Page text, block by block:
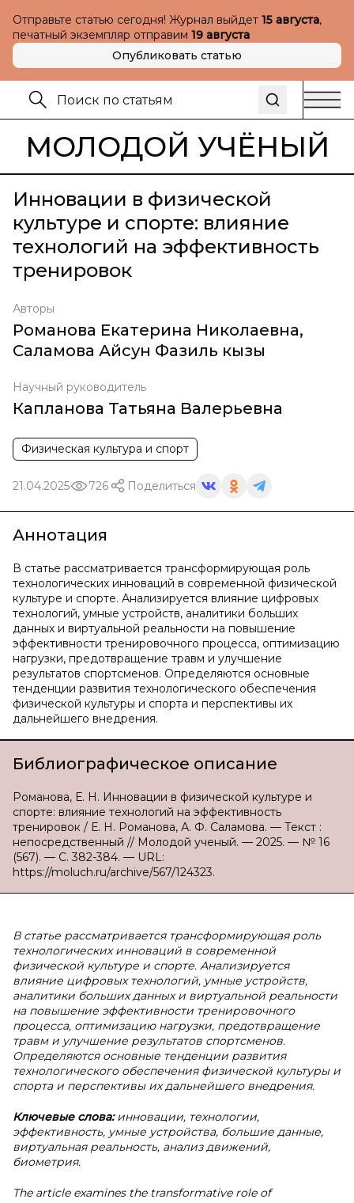
Отправьте статью сегодня! Журнал выйдет 15 августа,
печатный экземпляр отправим 19 августа
Опубликовать статью
МОЛОДОЙ УЧЁНЫЙ
Инновации в физической
культуре и спорте: влияние
технологий на эффективность
тренировок
Авторы
Романова Екатерина Николаевна,
Саламова Айсун Фазиль кызы
Научный руководитель
Капланова Татьяна Валерьевна
Физическая культура и спорт
21.04.2025 726 Поделиться
Аннотация
В статье рассматривается трансформирующая роль
технологических инноваций в современной физической
культуре и спорте. Анализируется влияние цифровых
технологий, умные устройств, аналитики больших
данных и виртуальной реальности на повышение
эффективности тренировочного процесса, оптимизацию
нагрузки, предотвращение травм и улучшение
результатов спортсменов. Определяются основные
тенденции развития технологического обеспечения
физической культуры и спорта и перспективы их
дальнейшего внедрения.
Библиографическое описание
Романова, Е. Н. Инновации в физической культуре и
спорте: влияние технологий на эффективность
тренировок / Е. Н. Романова, А. Ф. Саламова. — Текст :
непосредственный // Молодой ученый. — 2025. — № 16
(567). — С. 382-384. — URL:
https://moluch.ru/archive/567/124323.
В статье рассматривается трансформирующая роль
технологических инноваций в современной
физической культуре и спорте. Анализируется
влияние цифровых технологий, умные устройств,
аналитики больших данных и виртуальной реальности
на повышение эффективности тренировочного
процесса, оптимизацию нагрузки, предотвращение
травм и улучшение результатов спортсменов.
Определяются основные тенденции развития
технологического обеспечения физической культуры и
спорта и перспективы их дальнейшего внедрения.
Ключевые слова:инновации, технологии,
эффективность, умные устройства, большие данные,
виртуальная реальность, анализ движений,
биометрия.
The article examines the transformative role of